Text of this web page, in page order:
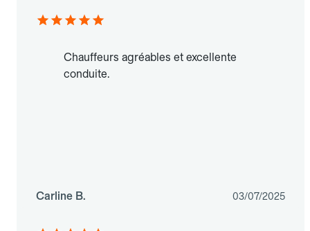
Chauffeurs agréables et excellente
conduite.
Carline B. 03/07/2025